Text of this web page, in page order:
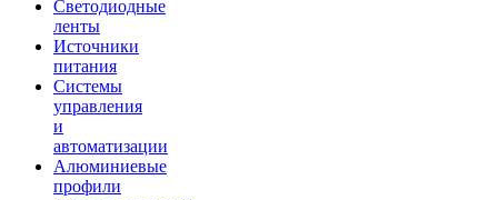
Светодиодные
ленты
Источники
питания
Системы
управления
и
автоматизации
Алюминиевые
профили